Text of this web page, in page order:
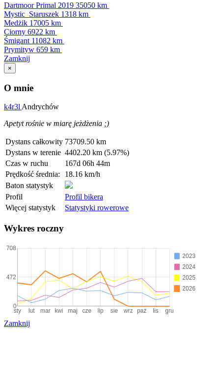
Dartmoor Primal 2019 35050 km
Mystic_Staruszek 1318 km
Medżik 17005 km
Ciorny 6922 km
Śmigant 11082 km
Prymityw 659 km
Zamknij
×
O mnie
k4r3l Andrychów
Apetyt rośnie w miarę jeżdżenia ;)
Dystans całkowity 73709.50 km
Dystans w terenie 4402.20 km (5.97%)
Czas w ruchu
167d 06h 44m
Prędkość średnia:
18.16 km/h
Baton statystyk
Profil
Profil bikera
Więcej statystyk
Statystyki rowerowe
Wykres roczny
Zamknij